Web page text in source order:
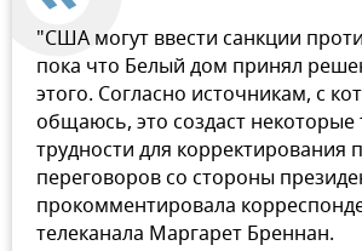
"США могут ввести санкции
пока что Белый дом принял
этого. Согласно источникам, с
общаюсь, это создаст некоторые
трудности для корректирования
переговоров со стороны
прокомментировала
телеканала Маргарет Бреннан.